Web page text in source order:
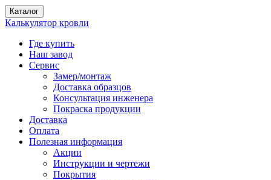
Каталог
Калькулятор кровли
Где купить
Наш завод
Сервис
Замер/монтаж
Доставка образцов
Консультация инженера
Покраска продукции
Доставка
Оплата
Полезная информация
Акции
Инструкции и чертежи
Покрытия